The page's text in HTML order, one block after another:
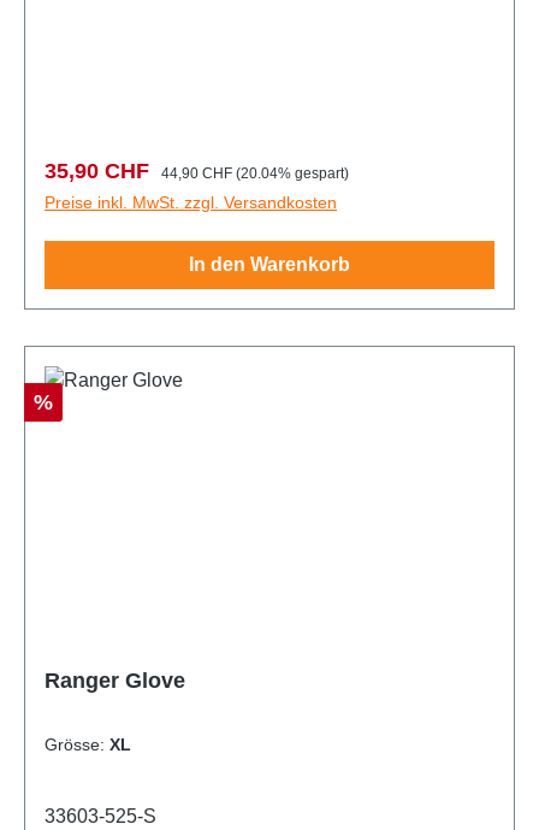
Verkaufspreis:
35,90 CHF Regulärer Preis:
44,90 CHF (20.04% gespart)
Preise inkl. MwSt. zzgl. Versandkosten
In den Warenkorb
Rabatt
%
Ranger Glove
Grösse: XL
33603-525-S